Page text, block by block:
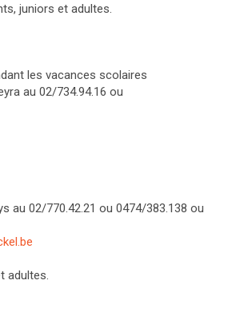
juniors et adultes.
les vacances scolaires
au 02/734.94.16 ou
au 02/770.42.21 ou 0474/383.138 ou
adultes.